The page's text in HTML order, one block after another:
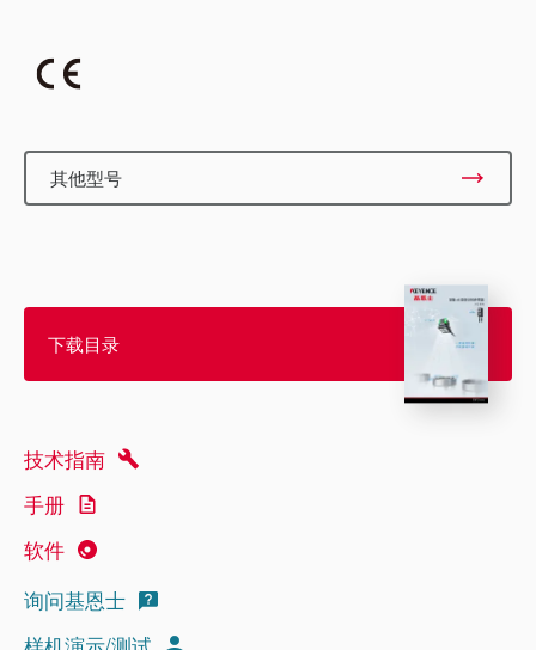
其他型号
下载目录
技术指南
手册
软件
询问基恩士